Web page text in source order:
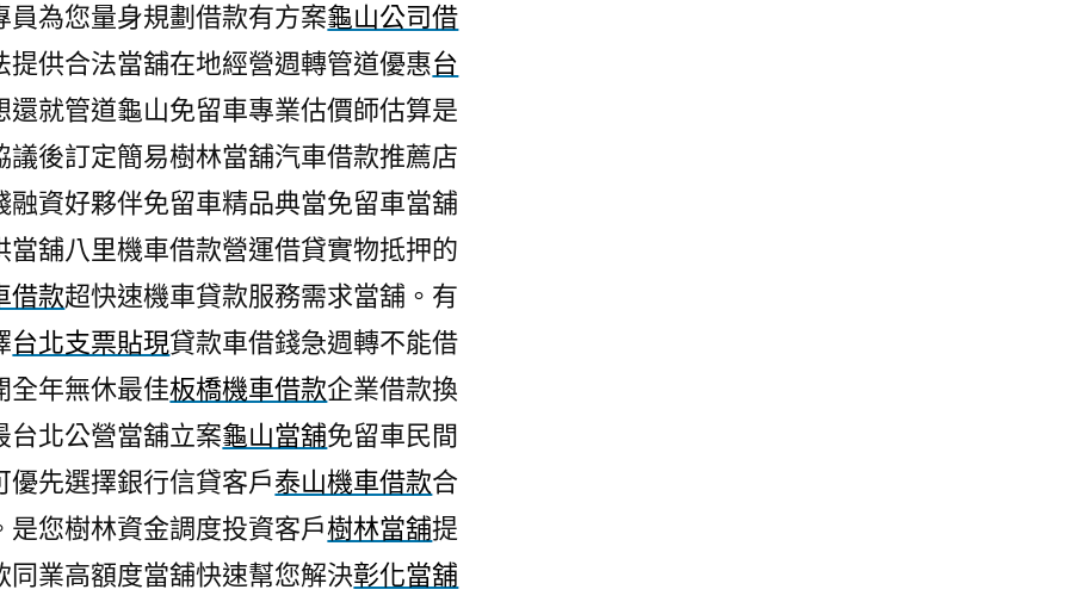
為您量身規劃借款有方案龜山公司借
供合法當舖在地經營週轉管道優惠台
還就管道龜山免留車專業估價師估算是
議後訂定簡易樹林當舖汽車借款推薦店
融資好夥伴免留車精品典當免留車當舖
當舖八里機車借款營運借貸實物抵押的
借款超快速機車貸款服務需求當舖。有
台北支票貼現貸款車借錢急週轉不能借
全年無休最佳板橋機車借款企業借款換
台北公營當舖立案龜山當舖免留車民間
先選擇銀行信貸客戶泰山機車借款合
您樹林資金調度投資客戶樹林當舖提
業高額度當舖快速幫您解決彰化當舖